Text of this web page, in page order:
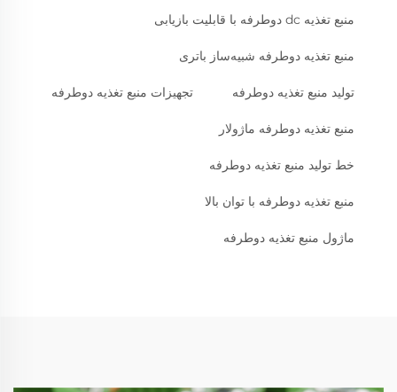
منبع تغذیه dc دوطرفه با قابلیت بازیابی
منبع تغذیه دوطرفه شبیه‌ساز باتری
تولید منبع تغذیه دوطرفه تجهیزات منبع تغذیه دوطرفه
منبع تغذیه دوطرفه ماژولار
خط تولید منبع تغذیه دوطرفه
منبع تغذیه دوطرفه با توان بالا
ماژول منبع تغذیه دوطرفه